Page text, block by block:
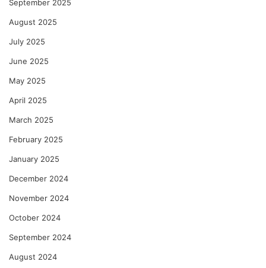
September 2025
August 2025
July 2025
June 2025
May 2025
April 2025
March 2025
February 2025
January 2025
December 2024
November 2024
October 2024
September 2024
August 2024